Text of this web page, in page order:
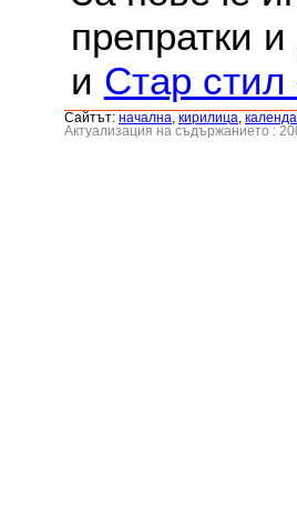
препратки
и Стар стил
Сайтът: началнa кирилица
Актуализация на съдържанието :